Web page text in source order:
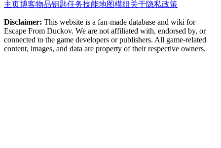
主页博客物品钥匙任务技能地图模组 关于隐私政策
Disclaimer: This website is a fan-made database and wiki for
Escape From Duckov. We are not affiliated with, endorsed by, or
connected to the game developers or publishers. All game-related
content, images, and data are property of their respective owners.